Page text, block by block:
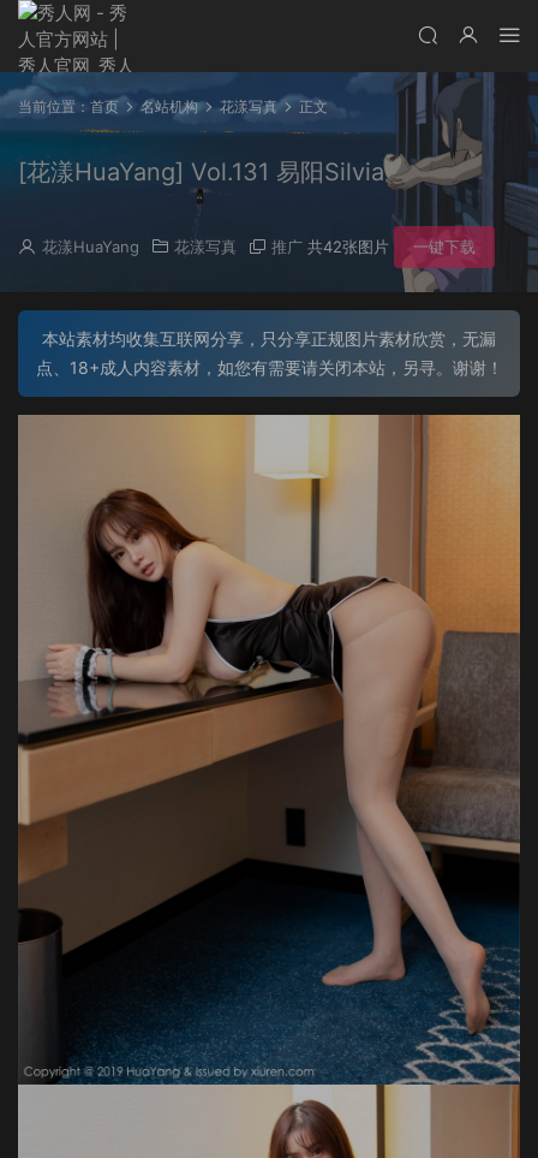
当前位置： 首页 名站机构 花漾写真 正文
[花漾HuaYang] Vol.131 易阳Silvia
花漾HuaYang 花漾写真 推广 共42张图片 一键下载
本站素材均收集互联网分享，只分享正规图片素材欣赏，无漏
点、18+成人内容素材，如您有需要请关闭本站，另寻。谢谢！